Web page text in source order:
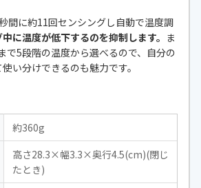
間に約11回センシングし自動で温度調
に温度が低下するのを抑制します。 ま
5段階の温度から選べるので、自分の
い分けできるのも魅力です。
約360g
高さ28.3×幅3.3×奥行4.5(cm)(閉じ
たとき)